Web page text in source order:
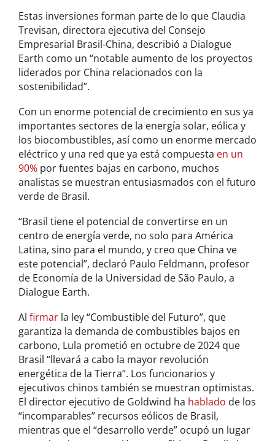
Estas inversiones forman parte de lo que Claudia
Trevisan, directora ejecutiva del Consejo
Empresarial Brasil-China, describió a Dialogue
Earth como un “notable aumento de los proyectos
liderados por China relacionados con la
sostenibilidad”.
Con un enorme potencial de crecimiento en sus ya
importantes sectores de la energía solar, eólica y
los biocombustibles, así como un enorme mercado
eléctrico y una red que ya está compuesta en un
90% por fuentes bajas en carbono, muchos
analistas se muestran entusiasmados con el futuro
verde de Brasil.
“Brasil tiene el potencial de convertirse en un
centro de energía verde, no solo para América
Latina, sino para el mundo, y creo que China ve
este potencial”, declaró Paulo Feldmann, profesor
de Economía de la Universidad de São Paulo, a
Dialogue Earth.
Al firmar la ley “Combustible del Futuro”, que
garantiza la demanda de combustibles bajos en
carbono, Lula prometió en octubre de 2024 que
Brasil “llevará a cabo la mayor revolución
energética de la Tierra”. Los funcionarios y
ejecutivos chinos también se muestran optimistas.
El director ejecutivo de Goldwind ha hablado de los
“incomparables” recursos eólicos de Brasil,
mientras que el “desarrollo verde” ocupó un lugar